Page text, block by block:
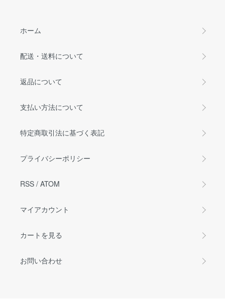
ホーム
配送・送料について
返品について
支払い方法について
特定商取引法に基づく表記
プライバシーポリシー
RSS / ATOM
マイアカウント
カートを見る
お問い合わせ